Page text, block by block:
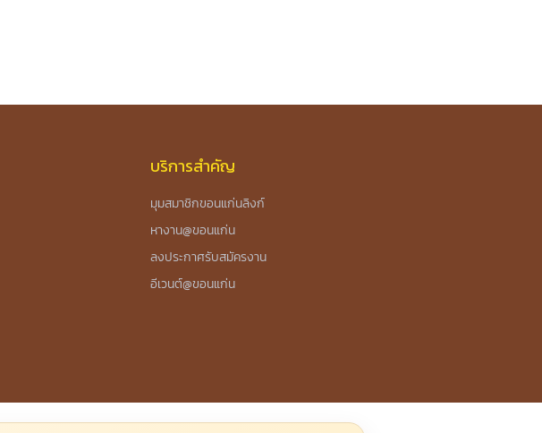
บริการสำคัญ
มุมสมาชิกขอนแก่นลิงก์
หางาน@ขอนแก่น
ลงประกาศรับสมัครงาน
อีเวนต์@ขอนแก่น